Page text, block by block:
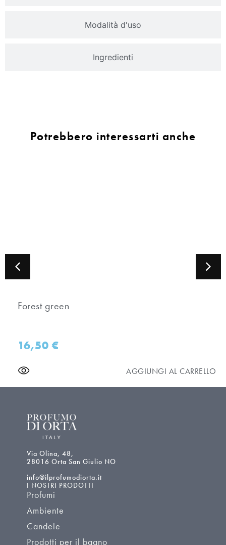
Modalità d'uso
Ingredienti
Potrebbero interessarti anche
Forest green
16,50€
AGGIUNGI AL CARRELLO
Via Olina, 48,
28016 Orta San Giulio NO
info@ilprofumodiorta.it
I NOSTRI PRODOTTI
Profumi
Ambiente
Candele
Prodotti per il bagno